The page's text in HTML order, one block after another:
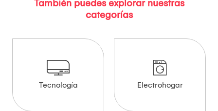
También puedes explorar nuestras
categorías
Tecnología Electrohogar